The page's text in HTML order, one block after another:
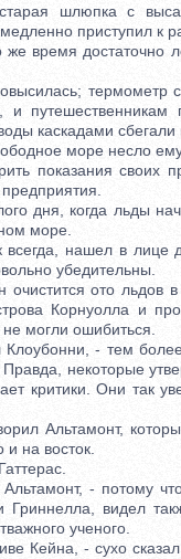
старая шлюпка с
приступил к
время достаточно
термометр
и
каскадами
море несло
показания своих
дня, когда льды
море.
нашел в лице
убедительны.
ото льдов в
Корнуолла и
могли ошибиться.
- тем более
некоторые
критики. Они так
Альтамонт,
и на восток.
- потому
видел
ученого.
Кейна, - сухо сказал